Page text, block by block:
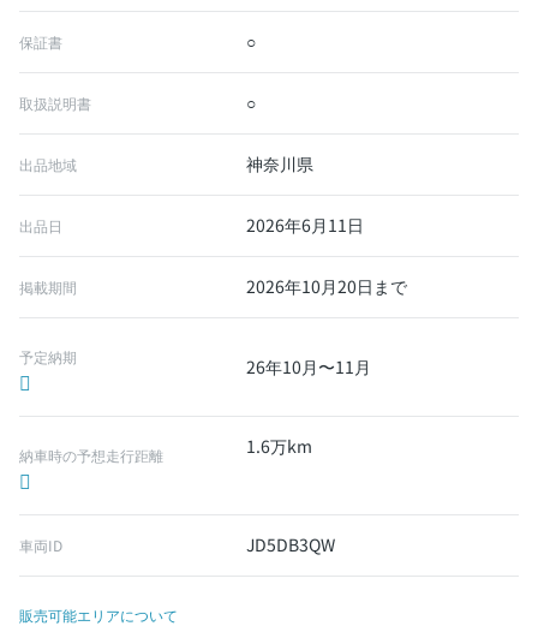
保証書 ○
取扱説明書 ○
出品地域 神奈川県
出品日 2026年6月11日
掲載期間 2026年10月20日まで
予定納期 26年10月〜11月
納車時の予想走行距離 1.6万km
車両ID JD5DB3QW
販売可能エリアについて